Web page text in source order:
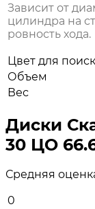
Зависит от
цилиндра на
ровность хода.
Цвет для
Объем
Вес
Диски
30 ЦО
Средняя
0